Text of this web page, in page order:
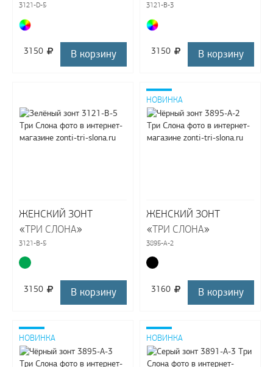
3121-D-5
3150 В корзину
3121-B-3
3150 В корзину
ЖЕНСКИЙ ЗОНТ
«ТРИ СЛОНА»
3121-B-5
3150 В корзину
НОВИНКА
ЖЕНСКИЙ ЗОНТ
«ТРИ СЛОНА»
3895-A-2
3160 В корзину
НОВИНКА НОВИНКА